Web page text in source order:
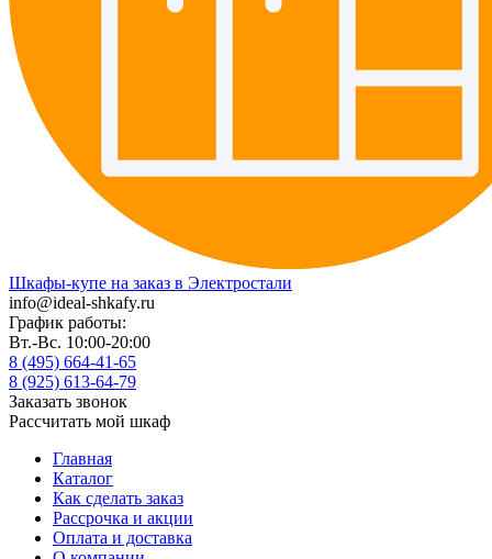
Шкафы-купе на заказ в Электростали
info@ideal-shkafy.ru
График работы:
Вт.-Вс. 10:00-20:00
8 (495) 664-41-65
8 (925) 613-64-79
Заказать звонок
Рассчитать мой шкаф
Главная
Каталог
Как сделать заказ
Рассрочка и акции
Оплата и доставка